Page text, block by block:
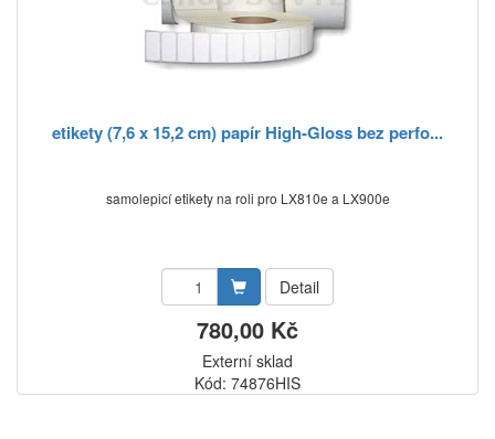
etikety (7,6 x 15,2 cm) papír High-Gloss bez perfo...
samolepicí etikety na roli pro LX810e a LX900e
Detail
780,00 Kč
Externí sklad
Kód: 74876HIS